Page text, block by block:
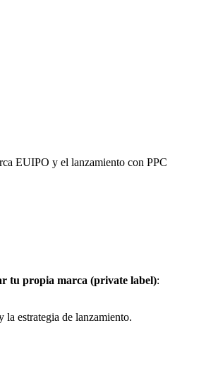
EUIPO y el lanzamiento con PPC
tu propia marca (private label):
la estrategia de lanzamiento.